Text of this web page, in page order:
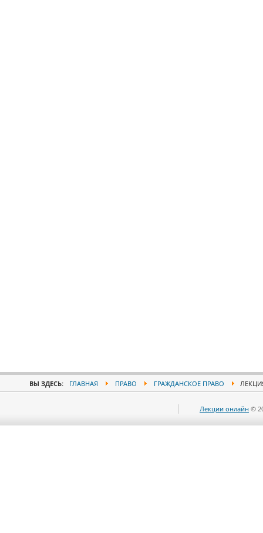
ВЫ ЗДЕСЬ: ГЛАВНАЯ ПРАВО ГРАЖДАНСКОЕ ПРАВО
Лекции онлайн ©